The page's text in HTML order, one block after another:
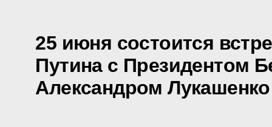
25 июня состоится
Путина с Президентом
Александром Лукашенко